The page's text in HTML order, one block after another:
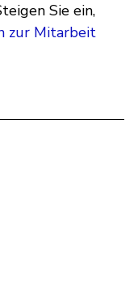
Sie ein,
zur Mitarbeit